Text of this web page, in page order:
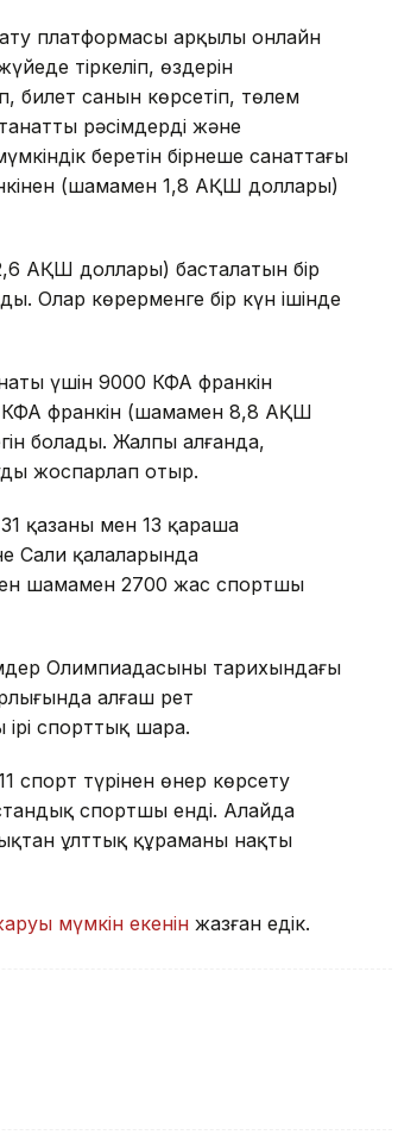
платформасы арқылы онлайн
тіркеліп, өздерін
билет санын көрсетіп, төлем
рәсімдерді және
беретін бірнеше санаттағы
(шамамен 1,8 АҚШ доллары)
АҚШ доллары) басталатын бір
Олар көрерменге бір күн ішінде
үшін 9000 КФА франкін
франкін (шамамен 8,8 АҚШ
болады. Жалпы алғанда,
жоспарлап отыр.
қазаны мен 13 қараша
Сали қалаларында
шамамен 2700 жас спортшы
Олимпиадасының тарихындағы
алғаш рет
спорттық шара.
спорт түрінен өнер көрсету
спортшы енді. Алайда
ұлттық құраманың нақты
мүмкін екенін жазған едік.